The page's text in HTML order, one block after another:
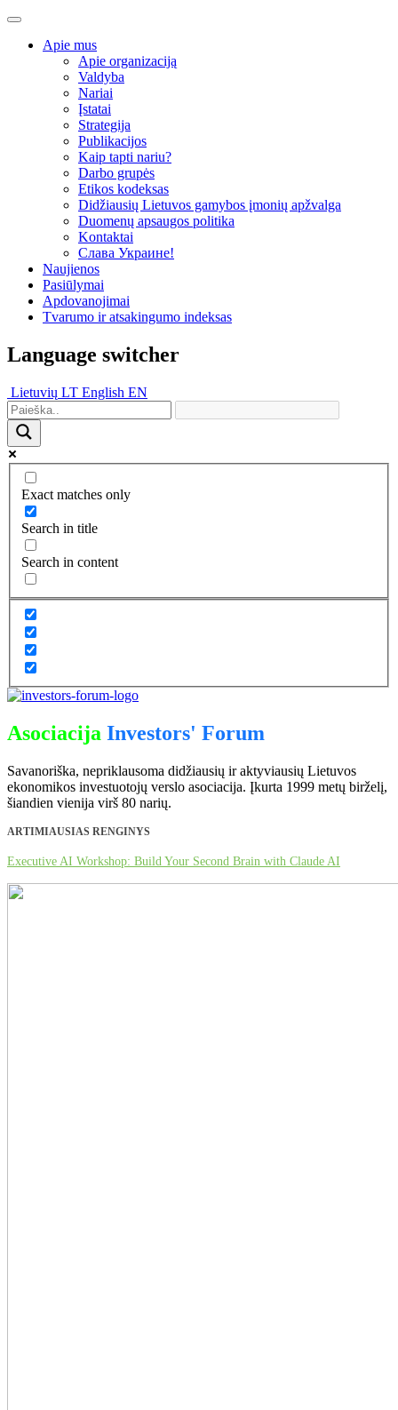
Apie mus
Apie organizaciją
Valdyba
Nariai
Įstatai
Strategija
Publikacijos
Kaip tapti nariu?
Darbo grupės
Etikos kodeksas
Didžiausių Lietuvos gamybos įmonių apžvalga
Duomenų apsaugos politika
Kontaktai
Слава Украине!
Naujienos
Pasiūlymai
Apdovanojimai
Tvarumo ir atsakingumo indeksas
Language switcher
Lietuvių LT English EN
Exact matches only
Search in title
Search in content
Asociacija Investors' Forum
Savanoriška, nepriklausoma didžiausių ir aktyviausių Lietuvos
ekonomikos investuotojų verslo asociacija. Įkurta 1999 metų birželį,
šiandien vienija virš 80 narių.
ARTIMIAUSIAS RENGINYS
Executive AI Workshop: Build Your Second Brain with Claude AI